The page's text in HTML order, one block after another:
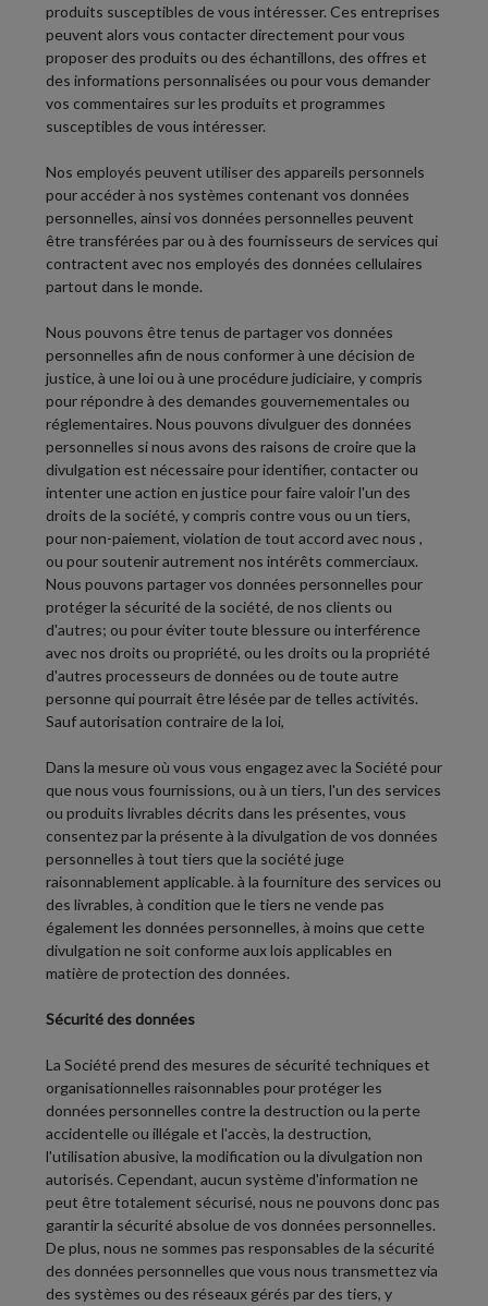
produits susceptibles de vous intéresser. Ces entreprises
peuvent alors vous contacter directement pour vous
proposer des produits ou des échantillons, des offres et
des informations personnalisées ou pour vous demander
vos commentaires sur les produits et programmes
susceptibles de vous intéresser.
Nos employés peuvent utiliser des appareils personnels
pour accéder à nos systèmes contenant vos données
personnelles, ainsi vos données personnelles peuvent
être transférées par ou à des fournisseurs de services qui
contractent avec nos employés des données cellulaires
partout dans le monde.
Nous pouvons être tenus de partager vos données
personnelles afin de nous conformer à une décision de
justice, à une loi ou à une procédure judiciaire, y compris
pour répondre à des demandes gouvernementales ou
réglementaires. Nous pouvons divulguer des données
personnelles si nous avons des raisons de croire que la
divulgation est nécessaire pour identifier, contacter ou
intenter une action en justice pour faire valoir l'un des
droits de la société, y compris contre vous ou un tiers,
pour non-paiement, violation de tout accord avec nous ,
ou pour soutenir autrement nos intérêts commerciaux.
Nous pouvons partager vos données personnelles pour
protéger la sécurité de la société, de nos clients ou
d'autres; ou pour éviter toute blessure ou interférence
avec nos droits ou propriété, ou les droits ou la propriété
d'autres processeurs de données ou de toute autre
personne qui pourrait être lésée par de telles activités.
Sauf autorisation contraire de la loi,
Dans la mesure où vous vous engagez avec la Société pour
que nous vous fournissions, ou à un tiers, l'un des services
ou produits livrables décrits dans les présentes, vous
consentez par la présente à la divulgation de vos données
personnelles à tout tiers que la société juge
raisonnablement applicable. à la fourniture des services ou
des livrables, à condition que le tiers ne vende pas
également les données personnelles, à moins que cette
divulgation ne soit conforme aux lois applicables en
matière de protection des données.
Sécurité des données
La Société prend des mesures de sécurité techniques et
organisationnelles raisonnables pour protéger les
données personnelles contre la destruction ou la perte
accidentelle ou illégale et l'accès, la destruction,
l'utilisation abusive, la modification ou la divulgation non
autorisés. Cependant, aucun système d'information ne
peut être totalement sécurisé, nous ne pouvons donc pas
garantir la sécurité absolue de vos données personnelles.
De plus, nous ne sommes pas responsables de la sécurité
des données personnelles que vous nous transmettez via
des systèmes ou des réseaux gérés par des tiers, y